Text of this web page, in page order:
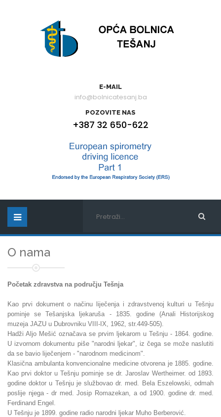
E-MAIL
info@bolnicatesanj.ba
POZOVITE NAS
+387 32 650-622
O nama
Početak zdravstva na području Tešnja
Kao prvi dokument o načinu liječenja i zdravstvenoj kulturi u Tešnju
pominje se Tešanjska ljekaruša - 1835. godine (Anali Historijskog
muzeja JAZU u Dubrovniku VIII-IX, 1962, str.449-505).
Hadži Aljo Mešić označava se prvim ljekarom u Tešnju - 1864. godine.
U izvornom dokumentu piše "narodni ljekar", iz čega se može naslutiti
da se bavio liječenjem - "narodnom medicinom".
Klasična ambulanta konvencionalne medicine otvorena je 1885. godine.
Kao prvi doktor u Tešnju pominje se dr. Jaroslav Wertheimer. od 1893.
godine doktor u Tešnju je službovao dr. med. Bela Eszelowski, odmah
poslije njega - dr med. Josip Romazekan, a od 1900. godine dr. med.
Ferdinand Engel.
U Tešnju je 1899. godine radio narodni ljekar Muho Berberović.